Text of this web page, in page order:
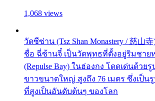
1,068 views
วัดซีซ่าน (Tsz Shan Monastery / 慈山
ชื่อ ฉี่ซ้านจี๋ เป็นวัดพุทธที่ตั้งอยู่ริมชาย
(Repulse Bay) ในฮ่องกง โดดเด่นด้ว
ขาวขนาดใหญ่ สูงถึง 76 เมตร ซึ่งเป็น
ที่สูงเป็นอันดับต้นๆ ของโลก